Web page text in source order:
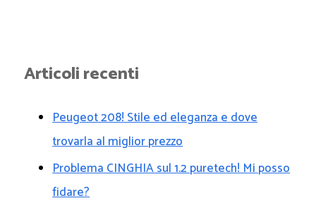
Articoli recenti
Peugeot 208! Stile ed eleganza e dove
trovarla al miglior prezzo
Problema CINGHIA sul 1.2 puretech! Mi posso
fidare?